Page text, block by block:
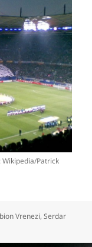
Wikipedia/Patrick
Vrenezi,Serdar